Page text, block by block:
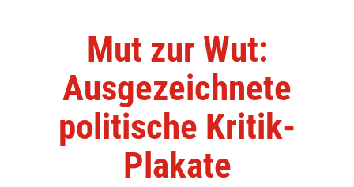
Mut zur Wut:
Ausgezeichnete
politische Kritik-
Plakate